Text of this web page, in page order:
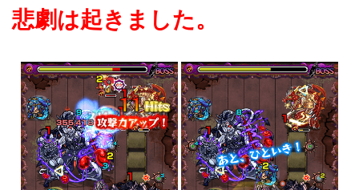
悲劇は起きました。